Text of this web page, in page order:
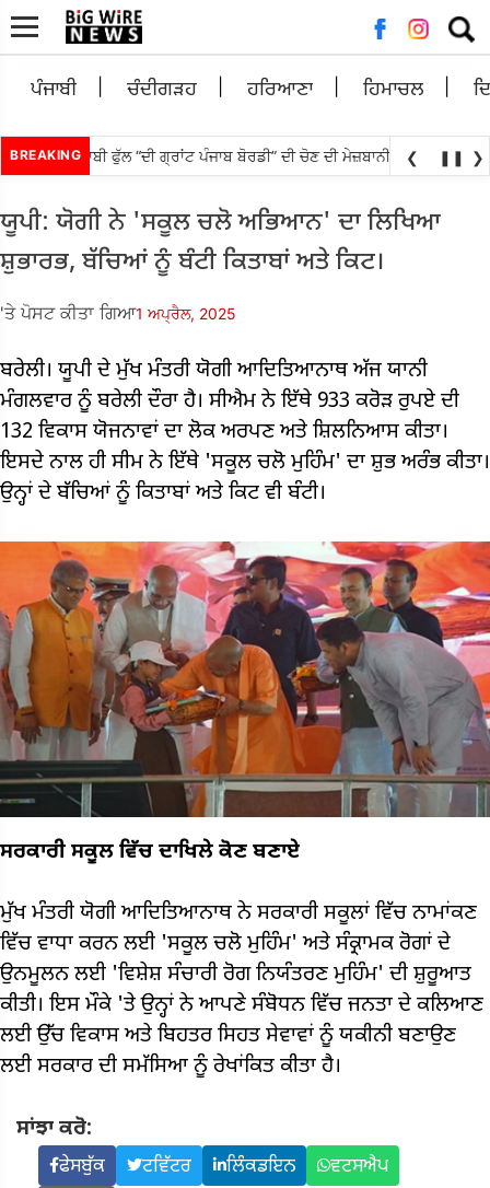
ਲਈ
ਖੋਜ:
ਪੰਜਾਬੀ ਚੰਦੀਗੜਹ ਹਰਿਆਣਾ ਹਿਮਾਚਲ
BREAKINGਪੰਜਾਬੀ ਫੁੱਲ “ਦੀ ਗ੍ਰਾਂਟ ਪੰਜਾਬ ਬੋਰਡੀ” ਦੀ ਚੋਣ ਦੀ ਮੇਜ਼ਬਾਨੀ ਸਿਨੇਮਾ ਅਤੇ
❮ ❚❚ ❯
ਯੂਪੀ: ਯੋਗੀ ਨੇ 'ਸਕੂਲ ਚਲੋ ਅਭਿਆਨ' ਦਾ ਲਿਖਿਆ
ਸ਼ੁਭਾਰਭ, ਬੱਚਿਆਂ ਨੂੰ ਬੰਟੀ ਕਿਤਾਬਾਂ ਅਤੇ ਕਿਟ।
'ਤੇ ਪੋਸਟ ਕੀਤਾ ਗਿਆ1 ਅਪ੍ਰੈਲ, 2025
ਬਰੇਲੀ। ਯੂਪੀ ਦੇ ਮੁੱਖ ਮੰਤਰੀ ਯੋਗੀ ਆਦਿਤਿਆਨਾਥ ਅੱਜ ਯਾਨੀ
ਮੰਗਲਵਾਰ ਨੂੰ ਬਰੇਲੀ ਦੌਰਾ ਹੈ। ਸੀਐਮ ਨੇ ਇੱਥੇ 933 ਕਰੋੜ ਰੁਪਏ ਦੀ
132 ਵਿਕਾਸ ਯੋਜਨਾਵਾਂ ਦਾ ਲੋਕ ਅਰਪਣ ਅਤੇ ਸ਼ਿਲਨਿਆਸ ਕੀਤਾ।
ਇਸਦੇ ਨਾਲ ਹੀ ਸੀਮ ਨੇ ਇੱਥੇ 'ਸਕੂਲ ਚਲੋ ਮੁਹਿੰਮ' ਦਾ ਸ਼ੁਭ ਅਰੰਭ ਕੀਤਾ।
ਉਨ੍ਹਾਂ ਦੇ ਬੱਚਿਆਂ ਨੂੰ ਕਿਤਾਬਾਂ ਅਤੇ ਕਿਟ ਵੀ ਬੰਟੀ।
ਸਰਕਾਰੀ ਸਕੂਲ ਵਿੱਚ ਦਾਖਿਲੇ ਕੋਣ ਬਣਾਏ
ਮੁੱਖ ਮੰਤਰੀ ਯੋਗੀ ਆਦਿਤਿਆਨਾਥ ਨੇ ਸਰਕਾਰੀ ਸਕੂਲਾਂ ਵਿੱਚ ਨਾਮਾਂਕਣ
ਵਿੱਚ ਵਾਧਾ ਕਰਨ ਲਈ 'ਸਕੂਲ ਚਲੋ ਮੁਹਿੰਮ' ਅਤੇ ਸੰਕ੍ਰਾਮਕ ਰੋਗਾਂ ਦੇ
ਉਨਮੂਲਨ ਲਈ 'ਵਿਸ਼ੇਸ਼ ਸੰਚਾਰੀ ਰੋਗ ਨਿਯੰਤਰਣ ਮੁਹਿੰਮ' ਦੀ ਸ਼ੁਰੂਆਤ
ਕੀਤੀ। ਇਸ ਮੌਕੇ 'ਤੇ ਉਨ੍ਹਾਂ ਨੇ ਆਪਣੇ ਸੰਬੋਧਨ ਵਿੱਚ ਜਨਤਾ ਦੇ ਕਲਿਆਣ
ਲਈ ਉੱਚ ਵਿਕਾਸ ਅਤੇ ਬਿਹਤਰ ਸਿਹਤ ਸੇਵਾਵਾਂ ਨੂੰ ਯਕੀਨੀ ਬਣਾਉਣ
ਲਈ ਸਰਕਾਰ ਦੀ ਸਮੱਸਿਆ ਨੂੰ ਰੇਖਾਂਕਿਤ ਕੀਤਾ ਹੈ।
ਸਾਂਝਾ ਕਰੋ:
ਫੇਸਬੁੱਕ ਟਵਿੱਟਰ ਲਿੰਕਡਇਨ
ਵਟਸਐਪ